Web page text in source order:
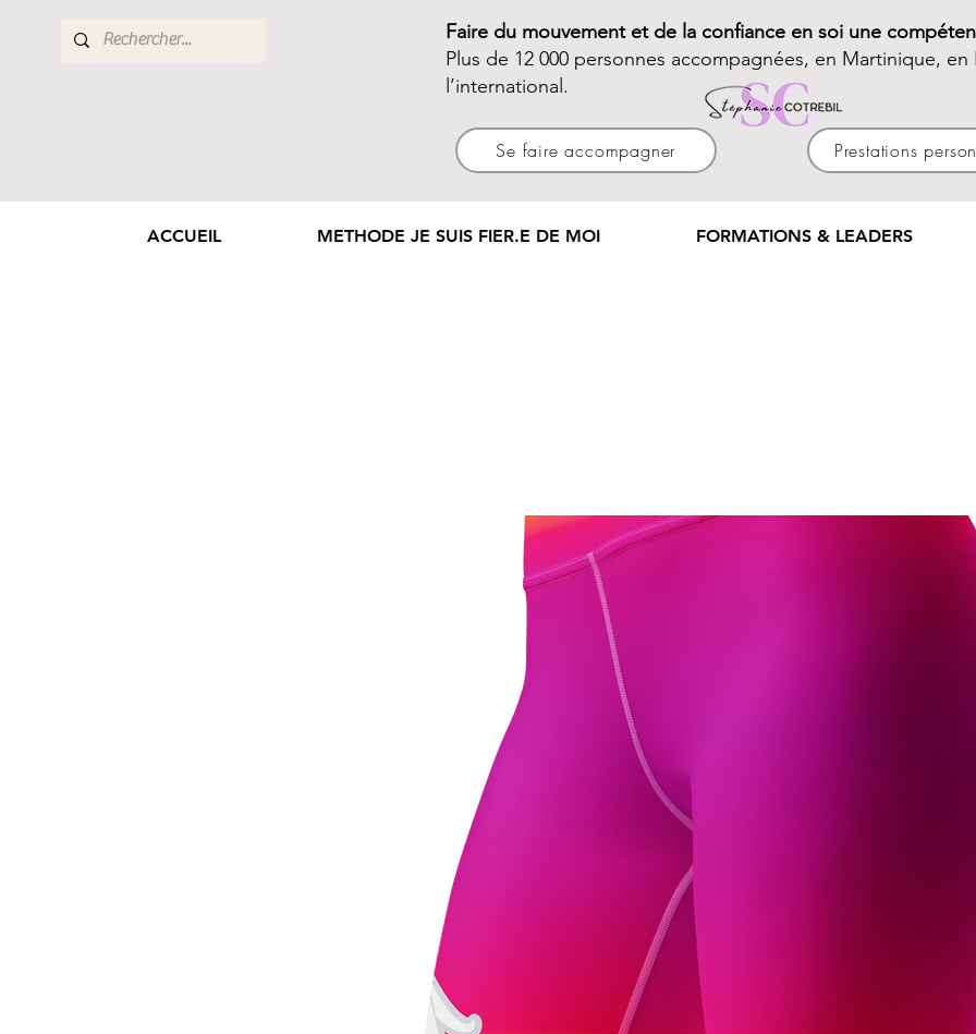
Faire du mouvement et de la confiance en soi une
Plus de 12 000 personnes accompagnées, en Martinique, en
l’international.
Se faire accompagner Prestations
ACCUEIL METHODE JE SUIS FIER.E DE MOI FORMATIONS & LEADERS